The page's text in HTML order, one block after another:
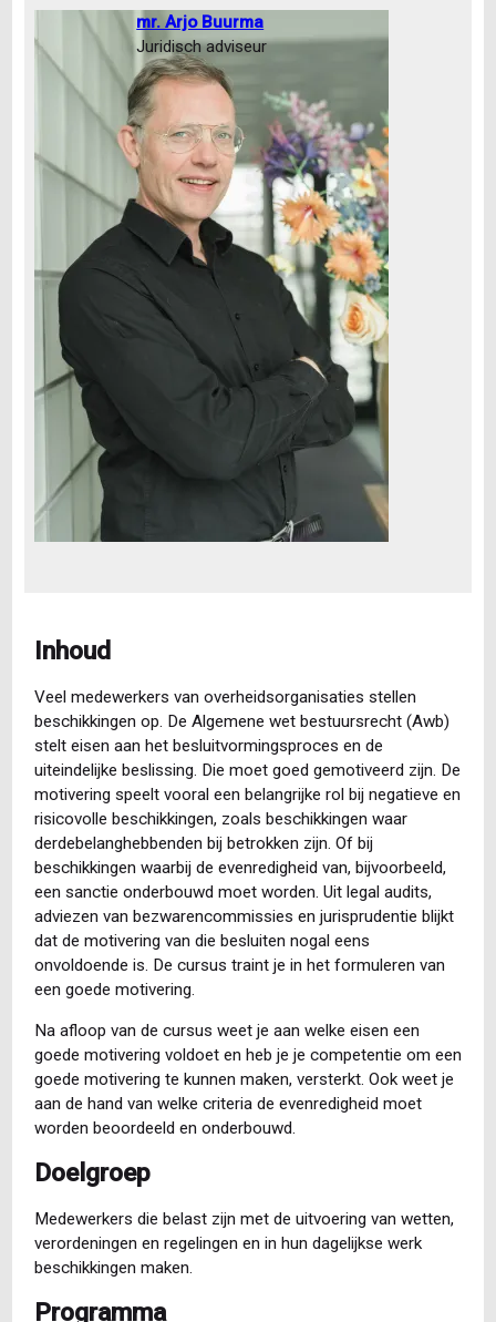
mr. Arjo Buurma
Juridisch adviseur
Inhoud
Veel medewerkers van overheidsorganisaties stellen
beschikkingen op. De Algemene wet bestuursrecht (Awb)
stelt eisen aan het besluitvormingsproces en de
uiteindelijke beslissing. Die moet goed gemotiveerd zijn. De
motivering speelt vooral een belangrijke rol bij negatieve en
risicovolle beschikkingen, zoals beschikkingen waar
derdebelanghebbenden bij betrokken zijn. Of bij
beschikkingen waarbij de evenredigheid van, bijvoorbeeld,
een sanctie onderbouwd moet worden. Uit legal audits,
adviezen van bezwarencommissies en jurisprudentie blijkt
dat de motivering van die besluiten nogal eens
onvoldoende is. De cursus traint je in het formuleren van
een goede motivering.
Na afloop van de cursus weet je aan welke eisen een
goede motivering voldoet en heb je je competentie om een
goede motivering te kunnen maken, versterkt. Ook weet je
aan de hand van welke criteria de evenredigheid moet
worden beoordeeld en onderbouwd.
Doelgroep
Medewerkers die belast zijn met de uitvoering van wetten,
verordeningen en regelingen en in hun dagelijkse werk
beschikkingen maken.
Programma